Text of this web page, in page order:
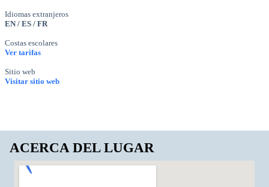
Idiomas extranjeros
EN / ES / FR
Costas escolares
Ver tarifas
Sitio web
Visitar sitio web
ACERCA DEL LUGAR